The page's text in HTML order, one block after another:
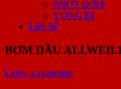
PHỚT BƠM
VÒNG BI
Liên hệ
BƠM DẦU
Leave a comment